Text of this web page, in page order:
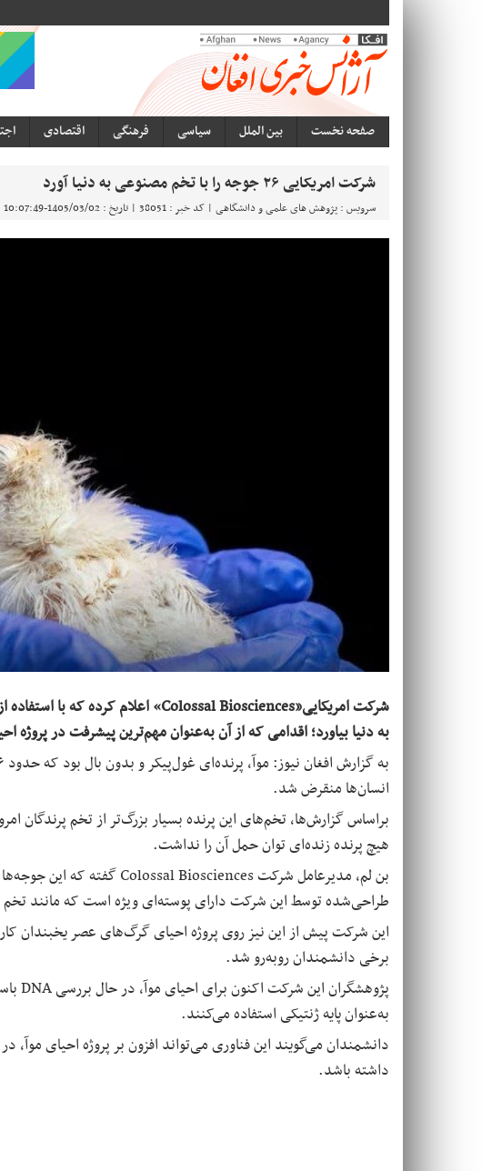
صفحه نخست بین الملل سیاسی فرهنگی اقتصادی
شرکت امریکایی ۲۶ جوجه را با تخم مصنوعی به دنیا آورد
سرویس : پژوهش های علمی و دانشگاهی | کد خبر : 38051 | تاریخ : 1405/03/02-10:07:49 |
به دنیا بیاورد؛ اقدامی که از آن به‌عنوان مهم‌ترین پیشرفت در
انسان‌ها منقرض شد.
براساس گزارش‌ها، تخم‌های این پرنده بسیار بزرگ‌تر از تخم پرندگان
هیچ پرنده زنده‌ای توان حمل آن را نداشت.
بن لم، مدیرعامل شرکتColossal Biosciencesگفته که این
طراحی‌شده توسط این شرکت دارای پوسته‌ای ویژه است که مانند
این شرکت پیش از این نیز روی پروژه احیای گرگ‌های عصر یخبندان
برخی دانشمندان روبه‌رو شد.
پژوهشگران این شرکت اکنون برای احیای موآ، در حال بررسیDNA
به‌عنوان پایه ژنتیکی استفاده می‌کنند.
دانشمندان می‌گویند این فناوری می‌تواند افزون بر پروژه احیای
داشته باشد.